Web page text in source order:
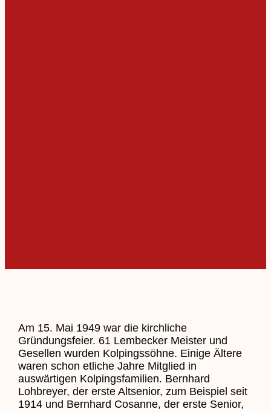
Am 15. Mai 1949 war die kirchliche
Gründungsfeier. 61 Lembecker Meister und
Gesellen wurden Kolpingssöhne. Einige Ältere
waren schon etliche Jahre Mitglied in
auswärtigen Kolpingsfamilien. Bernhard
Lohbreyer, der erste Altsenior, zum Beispiel seit
1914 und Bernhard Cosanne, der erste Senior,